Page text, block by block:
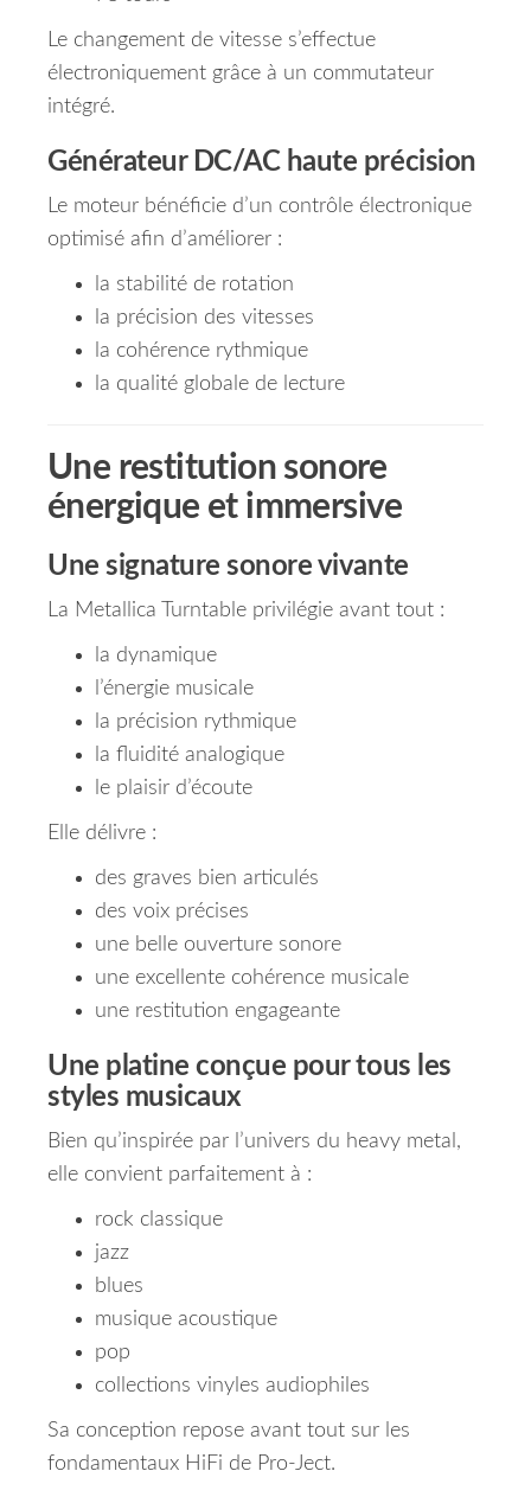
Le changement de vitesse s’effectue
électroniquement grâce à un commutateur
intégré.
Générateur DC/AC haute précision
Le moteur bénéficie d’un contrôle électronique
optimisé afin d’améliorer :
la stabilité de rotation
la précision des vitesses
la cohérence rythmique
la qualité globale de lecture
Une restitution sonore
énergique et immersive
Une signature sonore vivante
La Metallica Turntable privilégie avant tout :
la dynamique
l’énergie musicale
la précision rythmique
la fluidité analogique
le plaisir d’écoute
Elle délivre :
des graves bien articulés
des voix précises
une belle ouverture sonore
une excellente cohérence musicale
une restitution engageante
Une platine conçue pour tous les
styles musicaux
Bien qu’inspirée par l’univers du heavy metal,
elle convient parfaitement à :
rock classique
jazz
blues
musique acoustique
pop
collections vinyles audiophiles
Sa conception repose avant tout sur les
fondamentaux HiFi de Pro-Ject.